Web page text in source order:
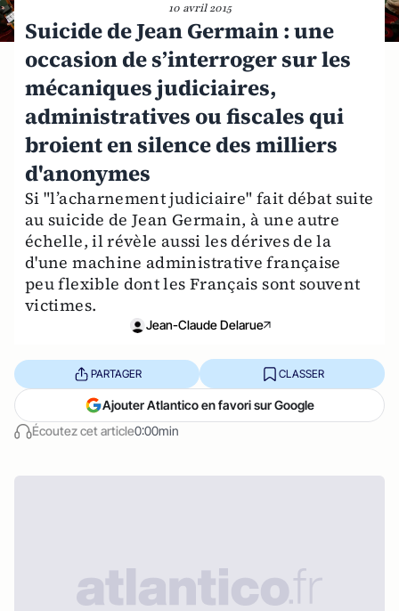
10 avril 2015
Suicide de Jean Germain : une
occasion de s’interroger sur les
mécaniques judiciaires,
administratives ou fiscales qui
broient en silence des milliers
d'anonymes
Si "l’acharnement judiciaire" fait débat suite
au suicide de Jean Germain, à une autre
échelle, il révèle aussi les dérives de la
d'une machine administrative française
peu flexible dont les Français sont souvent
victimes.
Jean-Claude Delarue
Écoutez cet article0:00min
PARTAGER CLASSER
Ajouter Atlantico en favori sur Google